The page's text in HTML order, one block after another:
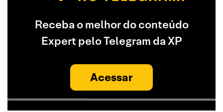
Receba o melhor do conteúdo
Expert pelo Telegram da XP
Acessar